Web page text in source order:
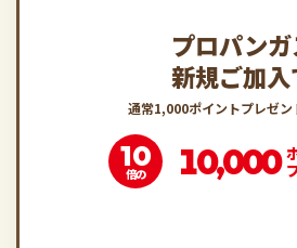
プロパン
新規ご加入
通常1,000ポイントプレゼン
10
倍の 10,000